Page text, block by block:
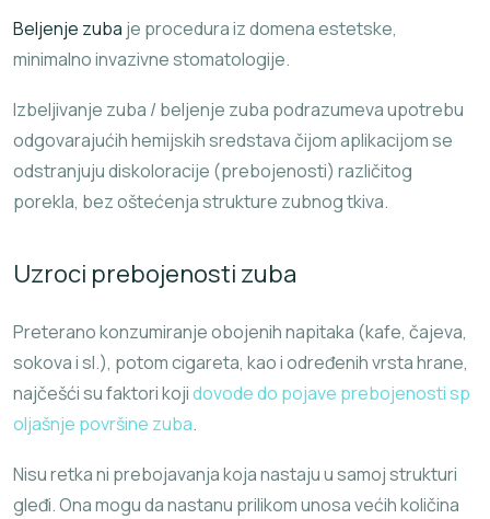
Beljenje zuba je procedura iz domena estetske,
minimalno invazivne stomatologije.
Izbeljivanje zuba / beljenje zuba podrazumeva upotrebu
odgovarajućih hemijskih sredstava čijom aplikacijom se
odstranjuju diskoloracije (prebojenosti) različitog
porekla, bez oštećenja strukture zubnog tkiva.
Uzroci prebojenosti zuba
Preterano konzumiranje obojenih napitaka (kafe, čajeva,
sokova i sl.), potom cigareta, kao i određenih vrsta hrane,
najčešći su faktori kojidovode do pojave prebojenosti sp
oljašnje površine zuba.
Nisu retka ni prebojavanja koja nastaju u samoj strukturi
gleđi. Ona mogu da nastanu prilikom unosa većih količina